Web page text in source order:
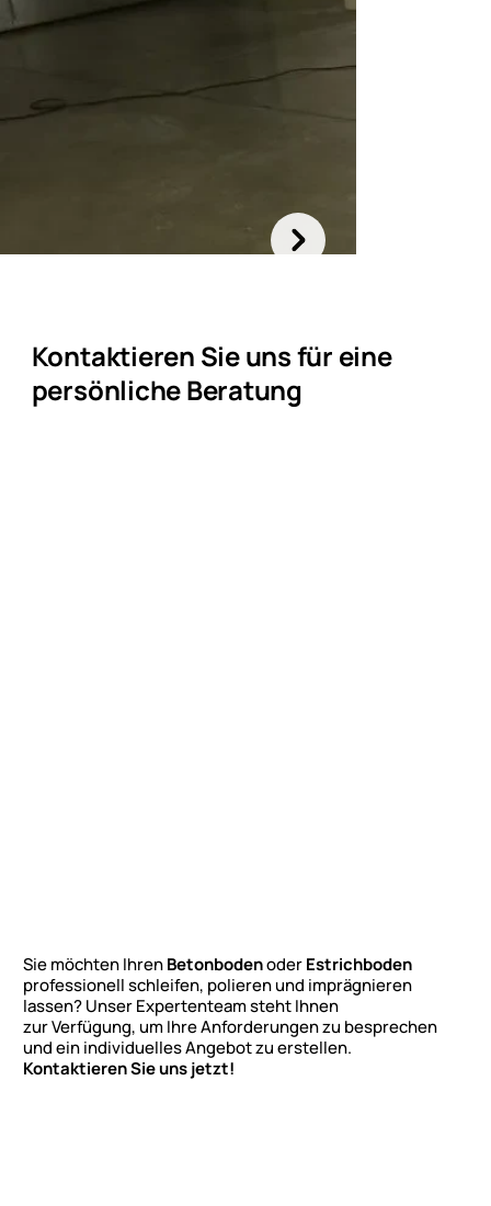
Kontaktieren Sie uns für eine
persönliche Beratung
Sie möchten IhrenBetonbodenoderEstrichboden
professionell schleifen, polieren und imprägnieren
lassen? Unser Expertenteam steht Ihnen
zur Verfügung, um Ihre Anforderungen zu besprechen
und ein individuelles Angebot zu erstellen.
Kontaktieren Sie uns jetzt!